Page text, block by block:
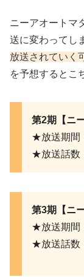
ニーアオートマ
送に変わってし
放送されていく
を予想するとこ
第2期【ニ
★放送期間
★放送話数
第3期【ニ
★放送期間
★放送話数